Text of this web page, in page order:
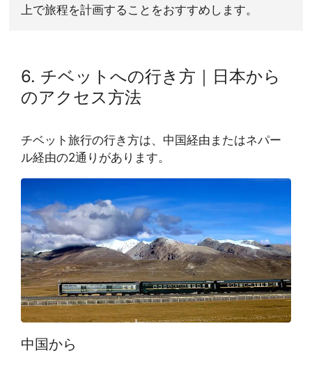
上で旅程を計画することをおすすめします。
6. チベットへの行き方｜日本から
のアクセス方法
チベット旅行の行き方は、中国経由またはネパー
ル経由の2通りがあります。
中国から